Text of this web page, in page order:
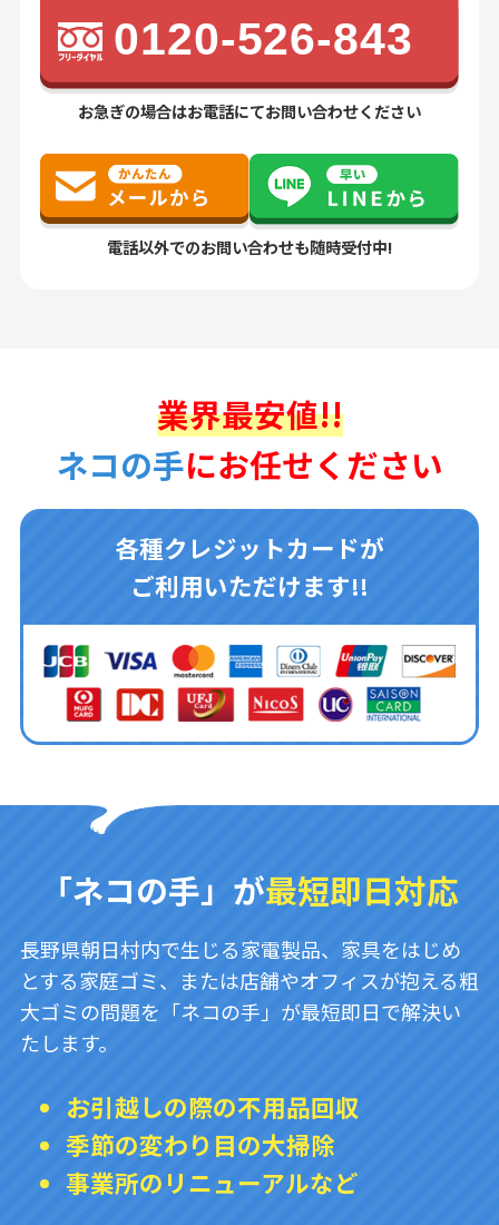
0120-526-843
お急ぎの場合はお電話にてお問い合わせください
電話以外でのお問い合わせも随時受付中!
業界最安値!!
ネコの手にお任せください
各種クレジットカードが
ご利用いただけます!!
「ネコの手」が最短即日対応
長野県朝日村内で生じる家電製品、家具をはじめ
とする家庭ゴミ、または店舗やオフィスが抱える粗
大ゴミの問題を「ネコの手」が最短即日で解決い
たします。
お引越しの際の不用品回収
季節の変わり目の大掃除
事業所のリニューアルなど